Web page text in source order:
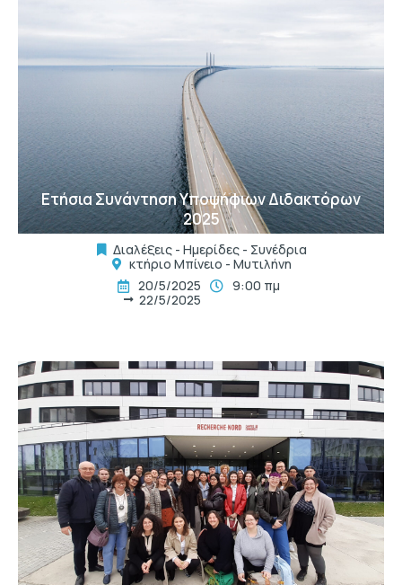
t
Ετήσια Συνάντηση Υποψήφιων Διδακτόρων
2025
Διαλέξεις - Ημερίδες - Συνέδρια
κτήριο Μπίνειο - Μυτιλήνη
20/5/2025
22/5/2025
9:00 πμ
t